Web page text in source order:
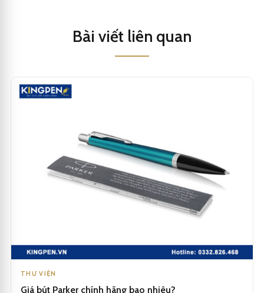
Bài viết liên quan
THƯ VIỆN
Giá bút Parker chính hãng bao nhiêu?